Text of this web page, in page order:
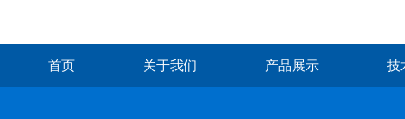
首页 关于我们 产品展示 技